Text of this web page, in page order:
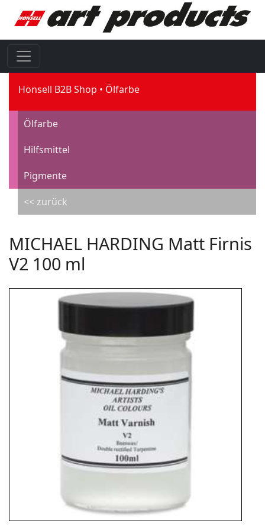
Honsell B2B Shop Ölfarbe
Ölfarbe
Hilfsmittel
Pigmente
<< zurück
MICHAEL HARDING Matt Firnis
V2 100 ml